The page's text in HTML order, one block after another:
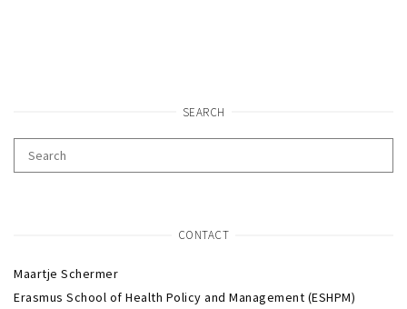
SEARCH
CONTACT
Maartje Schermer
Erasmus School of Health Policy and Management (ESHPM)